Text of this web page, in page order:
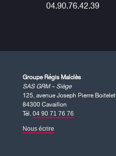
04.90.76.42.39
Groupe Régis Malclès
SAS GRM – Siège
125, avenue Joseph Pierre Boitelet
84300 Cavaillon
Tél. 04 90 71 76 76
Nous écrire